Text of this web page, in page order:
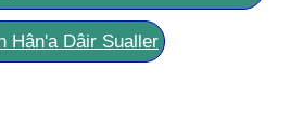
Hân'a Dâir Sualler